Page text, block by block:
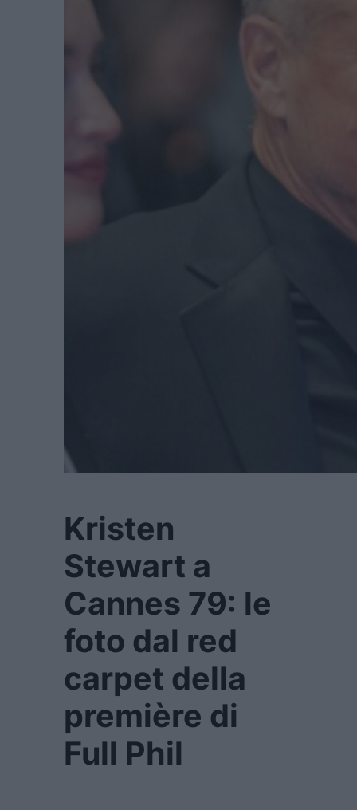
Kristen
Stewart a
Cannes 79: le
foto dal red
carpet della
première di
Full Phil